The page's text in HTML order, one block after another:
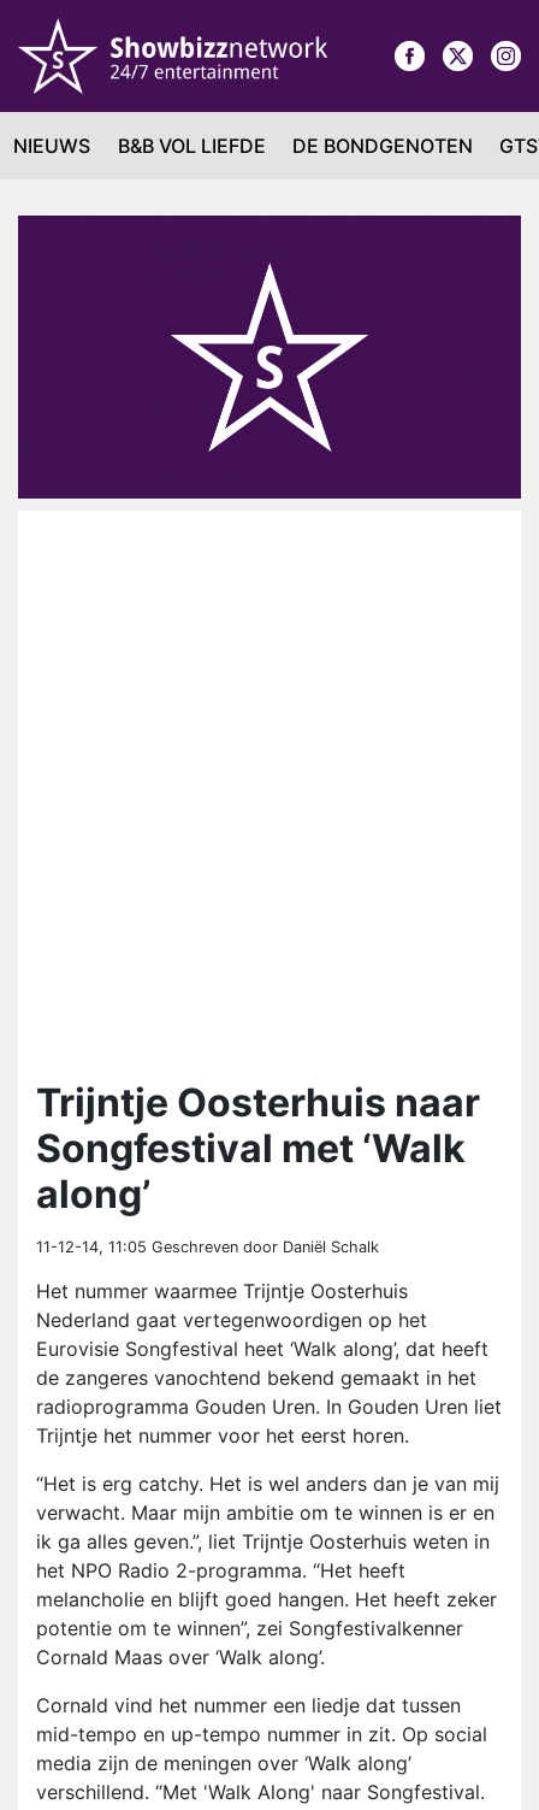
NIEUWS B&B VOL LIEFDE DE BONDGENOTEN
Trijntje Oosterhuis naar
Songfestival met ‘Walk
along’
11-12-14, 11:05 Geschreven door Daniël Schalk
Het nummer waarmee Trijntje Oosterhuis
Nederland gaat vertegenwoordigen op het
Eurovisie Songfestival heet ‘Walk along’, dat heeft
de zangeres vanochtend bekend gemaakt in het
radioprogramma Gouden Uren. In Gouden Uren liet
Trijntje het nummer voor het eerst horen.
“Het is erg catchy. Het is wel anders dan je van mij
verwacht. Maar mijn ambitie om te winnen is er en
ik ga alles geven.”, liet Trijntje Oosterhuis weten in
het NPO Radio 2-programma. “Het heeft
melancholie en blijft goed hangen. Het heeft zeker
potentie om te winnen”, zei Songfestivalkenner
Cornald Maas over ‘Walk along’.
Cornald vind het nummer een liedje dat tussen
mid-tempo en up-tempo nummer in zit. Op social
media zijn de meningen over ‘Walk along’
verschillend. “Met 'Walk Along' naar Songfestival.